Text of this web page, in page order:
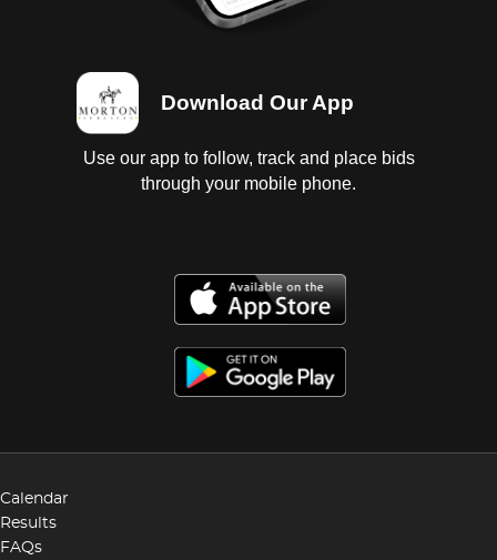
Download Our App
Use our app to follow, track and place bids
through your mobile phone.
Calendar
Results
FAQs